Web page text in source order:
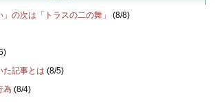
」の次は「トラスの二の舞」 (8/8)
)
た記事とは (8/5)
為 (8/4)